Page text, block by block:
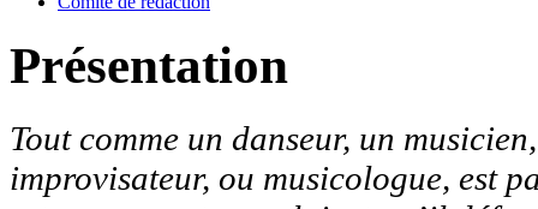
Présentation
Tout comme un danseur, un
improvisateur, ou musicologue, est